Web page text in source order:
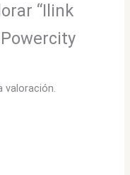
“Ilink
valoración.